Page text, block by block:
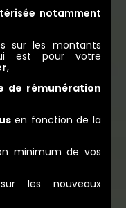
notamment
sur les montants
est pour votre
,
de rémunération
en fonction de la
minimum de vos
les nouveaux